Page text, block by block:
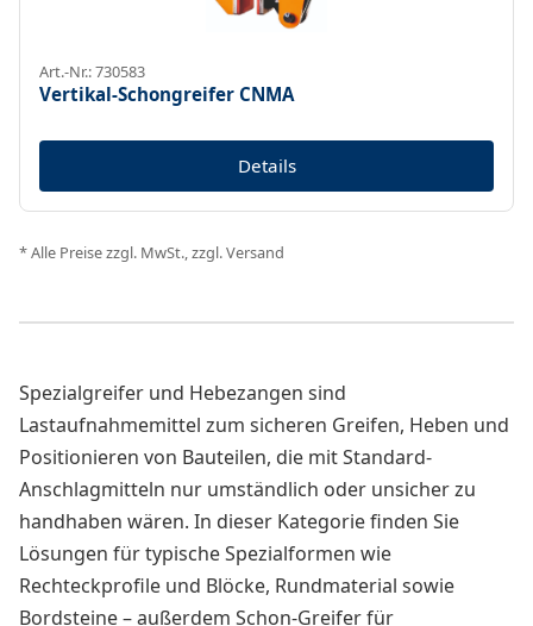
Art.-Nr.: 730583
Vertikal-Schongreifer CNMA
Details
* Alle Preise zzgl. MwSt., zzgl. Versand
Spezialgreifer und Hebezangen sind
Lastaufnahmemittel zum sicheren Greifen, Heben und
Positionieren von Bauteilen, die mit Standard-
Anschlagmitteln nur umständlich oder unsicher zu
handhaben wären. In dieser Kategorie finden Sie
Lösungen für typische Spezialformen wie
Rechteckprofile und Blöcke, Rundmaterial sowie
Bordsteine – außerdem Schon-Greifer für